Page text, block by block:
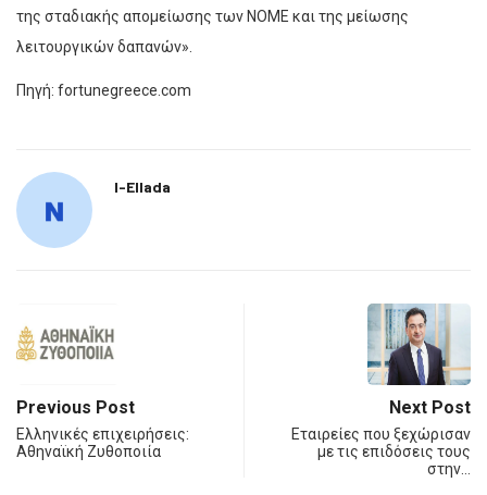
της σταδιακής απομείωσης των ΝΟΜΕ και της μείωσης
λειτουργικών δαπανών».
Πηγή: fortunegreece.com
I-Ellada
Previous Post
Ελληνικές επιχειρήσεις:
Αθηναϊκή Ζυθοποιία
Next Post
Εταιρείες που ξεχώρισαν
με τις επιδόσεις τους
στην…